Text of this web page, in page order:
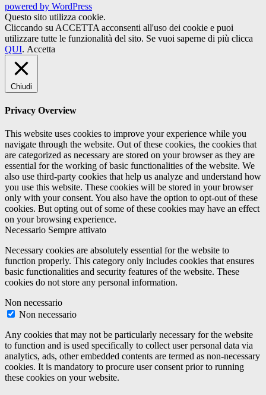
powered by WordPress
Questo sito utilizza cookie.
Cliccando su ACCETTA acconsenti all'uso dei cookie e puoi
utilizzare tutte le funzionalità del sito. Se vuoi saperne di più clicca
QUI. Accetta
Chiudi
Privacy Overview
This website uses cookies to improve your experience while you
navigate through the website. Out of these cookies, the cookies that
are categorized as necessary are stored on your browser as they are
essential for the working of basic functionalities of the website. We
also use third-party cookies that help us analyze and understand how
you use this website. These cookies will be stored in your browser
only with your consent. You also have the option to opt-out of these
cookies. But opting out of some of these cookies may have an effect
on your browsing experience.
Necessario Sempre attivato
Necessary cookies are absolutely essential for the website to
function properly. This category only includes cookies that ensures
basic functionalities and security features of the website. These
cookies do not store any personal information.
Non necessario
Non necessario
Any cookies that may not be particularly necessary for the website
to function and is used specifically to collect user personal data via
analytics, ads, other embedded contents are termed as non-necessary
cookies. It is mandatory to procure user consent prior to running
these cookies on your website.